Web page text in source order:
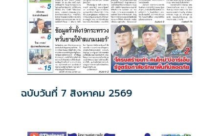
ฉบับวันที่ 7 สิงหาคม 2569